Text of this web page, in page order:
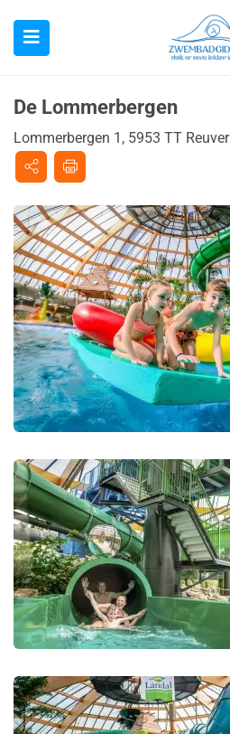
De Lommerbergen
Lommerbergen 1, 5953 TT Reuver